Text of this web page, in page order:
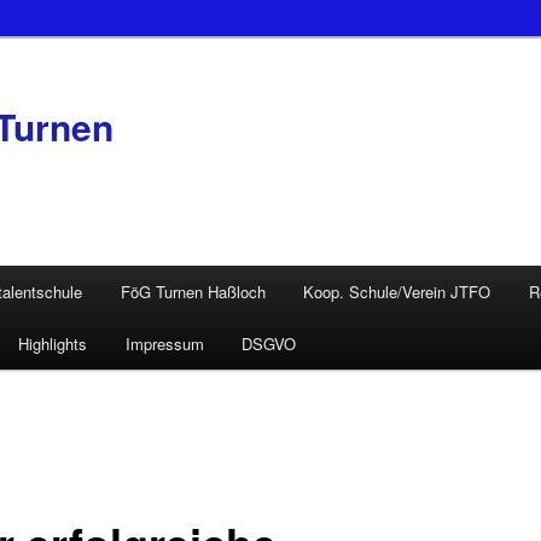
FöG Turnen Haßloch Koop. Schule/Verein JTFO
Highlights Impressum DSGVO